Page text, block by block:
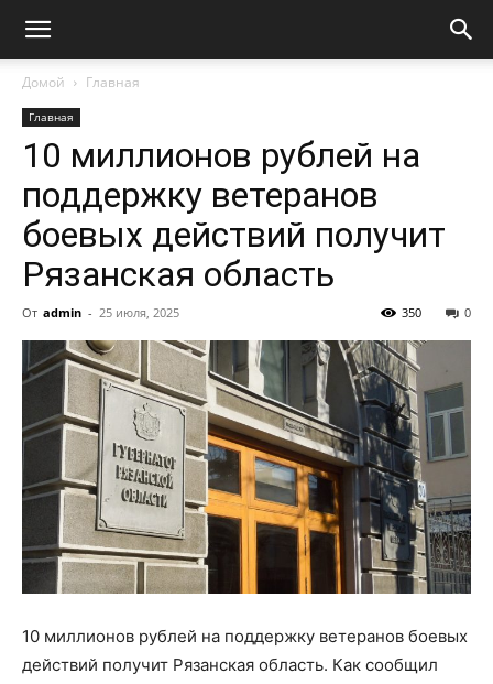
Домой Главная
Главная
10 миллионов рублей на
поддержку ветеранов
боевых действий получит
Рязанская область
От admin - 25 июля, 2025 0
350
10 миллионов рублей на поддержку ветеранов боевых
действий получит Рязанская область. Как сообщил